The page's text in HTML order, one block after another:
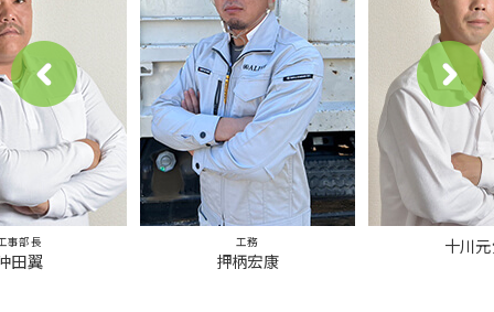
事部長
田翼
工務
押柄宏康
十川